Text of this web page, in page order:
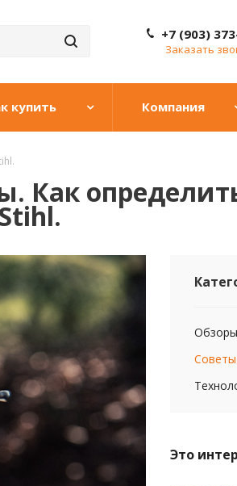
+7 (903)
Заказать
купить Компания
Как
Это